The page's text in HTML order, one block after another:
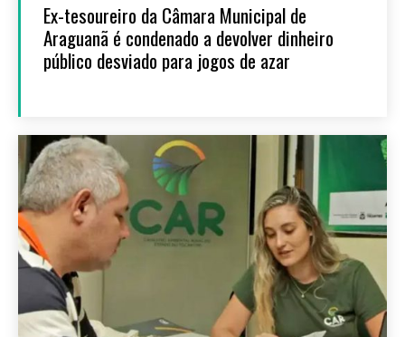
Ex-tesoureiro da Câmara Municipal de
Araguanã é condenado a devolver dinheiro
público desviado para jogos de azar